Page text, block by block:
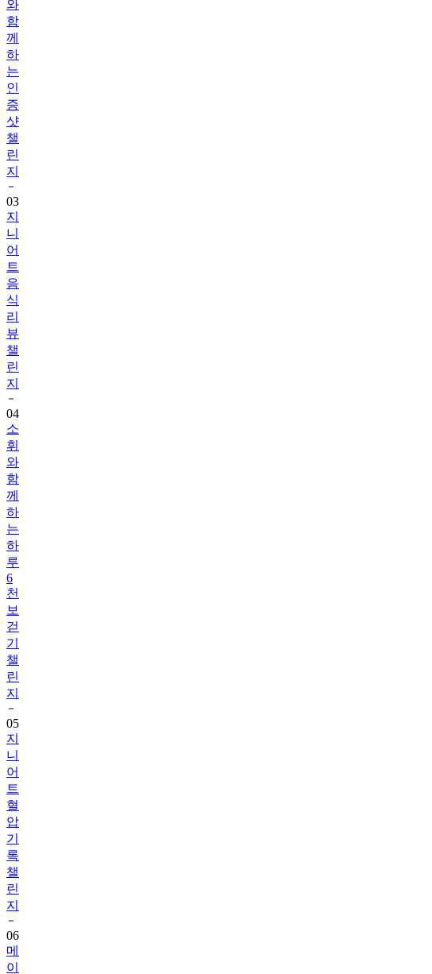
께
하
는
인
증
샷
챌
린
지
03
지
니
어
트
음
식
리
뷰
챌
린
지
04
소
휘
와
함
께
하
는
하
루
6
천
보
걷
기
챌
린
지
05
지
니
어
트
혈
압
기
록
챌
린
지
06
메
이
퓨